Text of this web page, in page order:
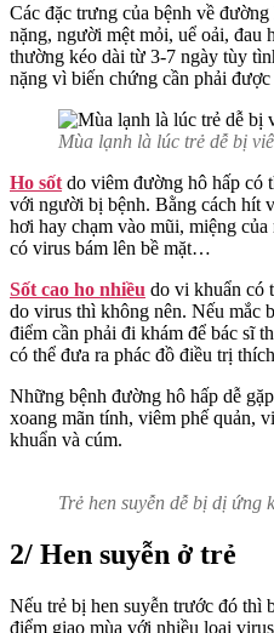
Các đặc trưng của bệnh về đường
nặng, người mệt mỏi, uể oải,
thường kéo dài từ 3-7 ngày tùy
nặng vì biến chứng cần phải
Mùa lạnh là lúc trẻ dễ bị
Ho sốt do viêm đường hô hấp có
với người bị bệnh. Bằng cách hít
hơi hay chạm vào mũi, miệng
có virus bám lên bề mặt…
Sốt cao ho nhiều do vi khuẩn có
do virus thì không nên. Nếu mắc
điểm cần phải đi khám để bác sĩ
có thể đưa ra phác đồ điều trị
Những bệnh đường hô hấp dễ
xoang mãn tính, viêm phế quản,
khuẩn và cúm.
Trẻ hen suyễn dễ bị dị ứng
2/ Hen suyễn ở trẻ
Nếu trẻ bị hen suyễn trước đó thì
điểm giao mùa với nhiều loại